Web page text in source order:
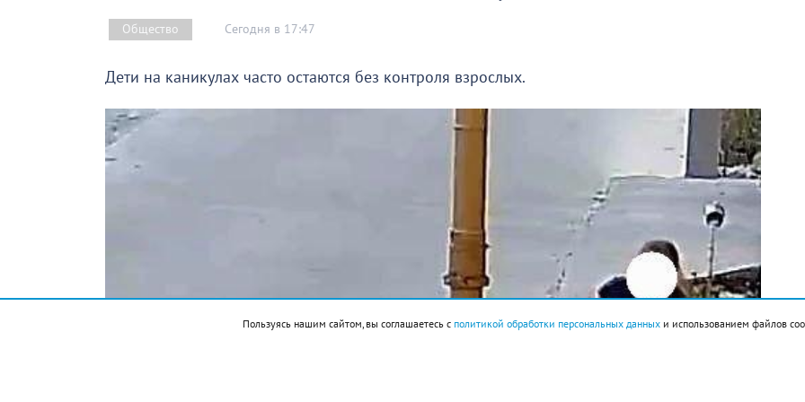
Общество Сегодня в 17:47
Дети на каникулах часто остаются без контроля взрослых.
Пользуясь нашим сайтом, вы соглашаетесь с политикой обработки персональных данныхи использованием файлов